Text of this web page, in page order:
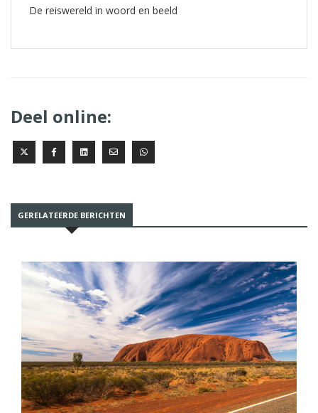
De reiswereld in woord en beeld
Deel online:
GERELATEERDE BERICHTEN